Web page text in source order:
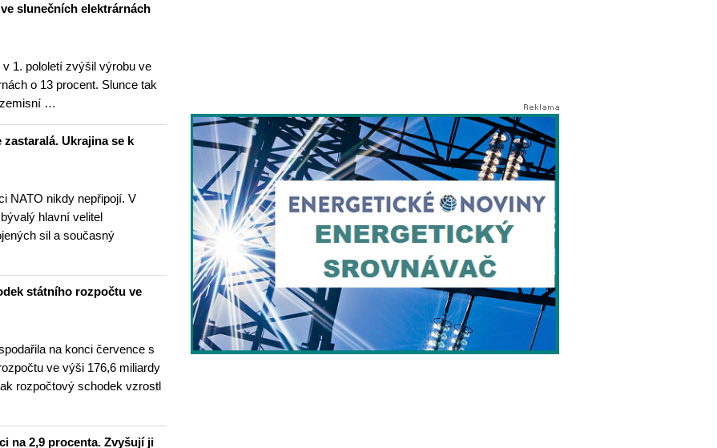
slunečních elektrárnách
v 1. pololetí zvýšil výrobu ve
o 13 procent. Slunce tak
…
Ukrajina se k
NATO nikdy nepřipojí. V
hlavní velitel
sil a současný
státního rozpočtu ve
na konci července s
ve výši 176,6 miliardy
rozpočtový schodek vzrostl
na 2,9 procenta. Zvyšují ji